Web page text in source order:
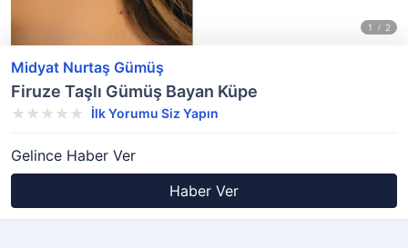
Midyat Nurtaş Gümüş
Firuze Taşlı Gümüş Bayan Küpe
İlk Yorumu Siz Yapın
Gelince Haber Ver
Haber Ver